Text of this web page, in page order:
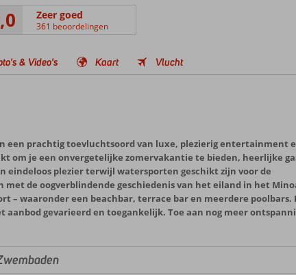
Zeer goed
361 beoordelingen
& Video's Kaart Vlucht
een prachtig toevluchtsoord van luxe, plezierig entertainment
om je een onvergetelijke zomervakantie te bieden, heerlijke
eindeloos plezier terwijl watersporten geschikt zijn voor de
de oogverblindende geschiedenis van het eiland in het
– waaronder een beachbar, terrace bar en meerdere poolbars.
gevarieerd en toegankelijk. Toe aan nog meer